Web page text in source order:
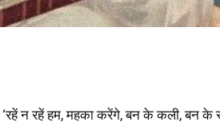
‘रहें न रहें हम, महका करेंगे, बन के कली, बन के